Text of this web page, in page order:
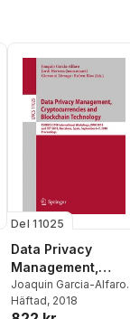
Del 11025
Data Privacy
Management,
Cryptocurrencies
and Blockchain
Joaquin Garcia-Alfaro,
Jordi Herrera-
Häftad, 2018